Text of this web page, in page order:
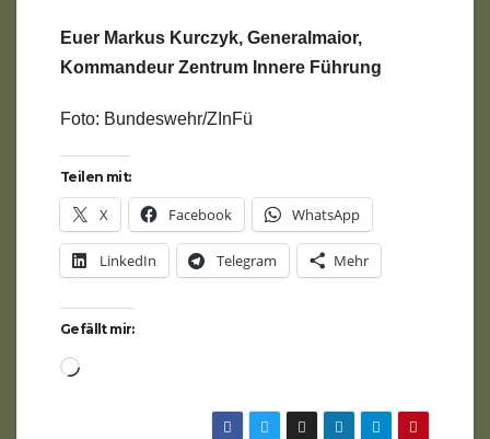
Euer Markus Kurczyk, Generalmaior,
Kommandeur Zentrum Innere Führung
Foto: Bundeswehr/ZInFü
Teilen mit:
X Facebook WhatsApp
LinkedIn Telegram Mehr
Gefällt mir:
Wird